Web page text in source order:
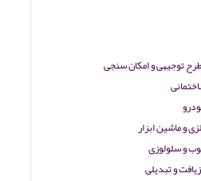
توجیهی و امکان سنجی
و ماشین ابزار
و سلولوزی
و تبدیلی